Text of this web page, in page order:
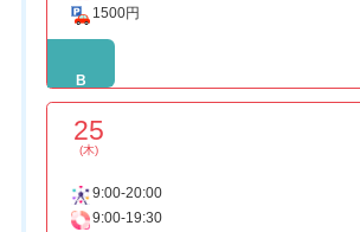
1500円
B
25
(木)
9:00-20:00
9:00-19:30